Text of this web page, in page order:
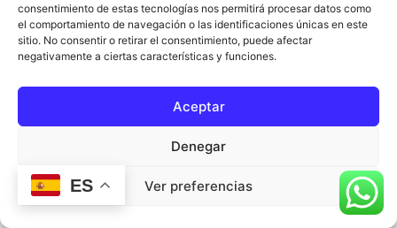
consentimiento de estas tecnologías nos permitirá procesar datos como
el comportamiento de navegación o las identificaciones únicas en este
sitio. No consentir o retirar el consentimiento, puede afectar
negativamente a ciertas características y funciones.
Aceptar
Denegar
Ver preferencias
ES